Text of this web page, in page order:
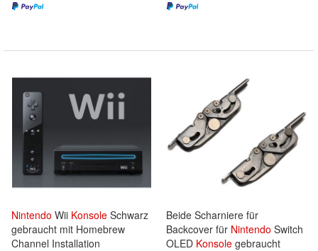
Nintendo Wii Konsole Schwarz
gebraucht mit Homebrew
Channel Installation
Beide Scharniere für
Backcover für Nintendo Switch
OLED Konsole gebraucht